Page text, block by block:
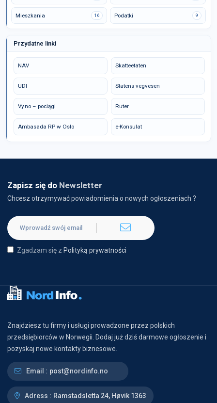
Mieszkania 16 Podatki 9
Przydatne linki
NAV Skatteetaten
UDI Statens vegvesen
Vy.no – pociągi Ruter
Ambasada RP w Oslo e-Konsulat
Zapisz się do Newsletter
Chcesz otrzymywać powiadomienia o nowych ogłoszeniach ?
Zgadzam się z Polityką prywatności
Znajdziesz tu firmy i usługi prowadzone przez polskich
przedsiębiorców w Norwegii. Dodaj już dziś darmowe ogłoszenie i
pozyskaj nowe kontakty biznesowe.
Email : post@nordinfo.no
Adress : Ramstadsletta 24, Høvik 1363